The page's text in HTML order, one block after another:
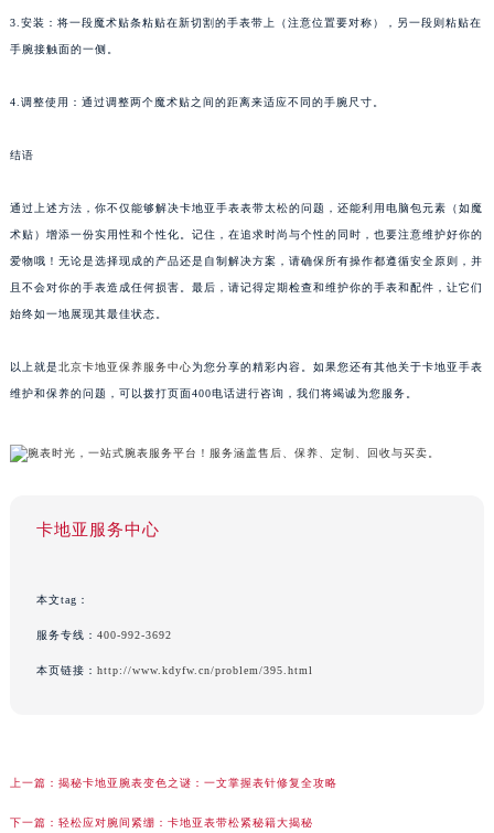
3.安装：将一段魔术贴条粘贴在新切割的手表带上（注意位置要对称），另一段则粘贴在
手腕接触面的一侧。
4.调整使用：通过调整两个魔术贴之间的距离来适应不同的手腕尺寸。
结语
通过上述方法，你不仅能够解决卡地亚手表表带太松的问题，还能利用电脑包元素（如魔
术贴）增添一份实用性和个性化。记住，在追求时尚与个性的同时，也要注意维护好你的
爱物哦！无论是选择现成的产品还是自制解决方案，请确保所有操作都遵循安全原则，并
且不会对你的手表造成任何损害。最后，请记得定期检查和维护你的手表和配件，让它们
始终如一地展现其最佳状态。
以上就是北京卡地亚保养服务中心为您分享的精彩内容。如果您还有其他关于卡地亚手表
维护和保养的问题，可以拨打页面400电话进行咨询，我们将竭诚为您服务。
卡地亚服务中心
本文tag：
服务专线： 400-992-3692
本页链接： http://www.kdyfw.cn/problem/395.html
上一篇： 揭秘卡地亚腕表变色之谜：一文掌握表针修复全攻略
下一篇： 轻松应对腕间紧绷：卡地亚表带松紧秘籍大揭秘